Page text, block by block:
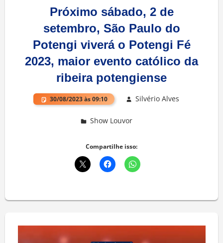
Próximo sábado, 2 de
setembro, São Paulo do
Potengi viverá o Potengi Fé
2023, maior evento católico da
ribeira potengiense
30/08/2023 às 09:10 Silvério Alves
Show Louvor
Compartilhe isso: